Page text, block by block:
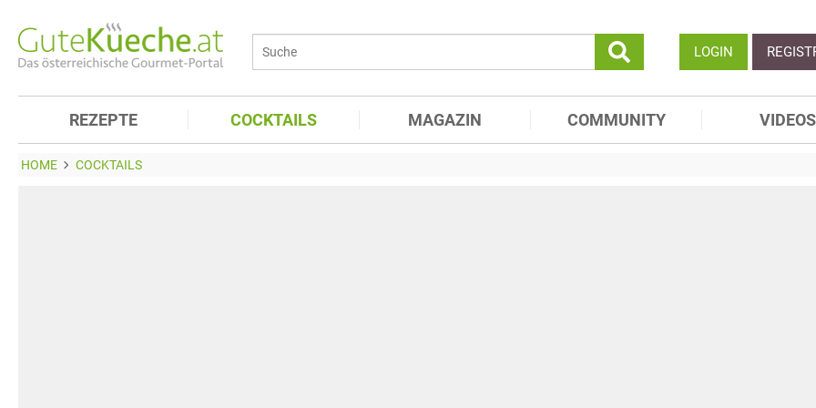
LOGIN
REZEPTE COCKTAILS MAGAZIN COMMUNITY VIDEOS
HOME COCKTAILS